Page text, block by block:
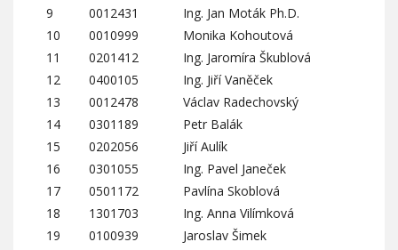
9
0012431
Ing. Jan Moták Ph.D.
10
0010999
Monika Kohoutová
11
0201412
Ing. Jaromíra Škublová
12
0400105
Ing. Jiří Vaněček
13
0012478
Václav Radechovský
14
0301189
Petr Balák
15
0202056
Jiří Aulík
16
0301055
Ing. Pavel Janeček
17
0501172
Pavlína Skoblová
18
1301703
Ing. Anna Vilímková
19
0100939
Jaroslav Šimek